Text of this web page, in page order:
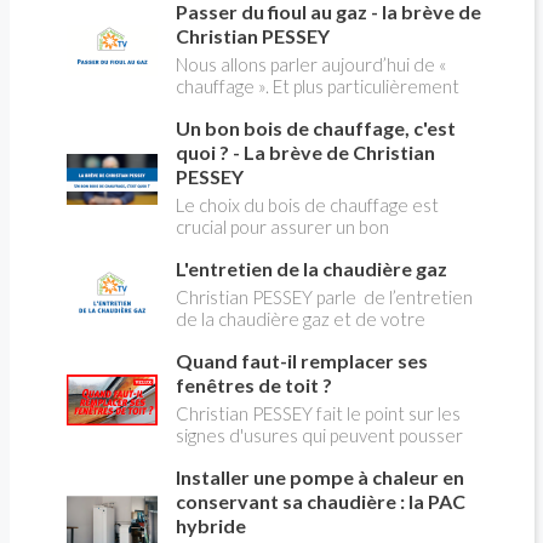
creuses" qui concerne près de 15
millions de Français !
panique, on fait le point dans notre
flash news n°3 spéciale Amiante et
ses dangers avec Christian Pessey
Passer du fioul au gaz - la brève de
Christian PESSEY
Nous allons parler aujourd’hui de «
chauffage ». Et plus particulièrement
aborder l’abandon du fioul au profit du
gaz.
Un bon bois de chauffage, c'est
quoi ? - La brève de Christian
PESSEY
Le choix du bois de chauffage est
crucial pour assurer un bon
l'impact environnemental. Mais
comment reconnaître un bois de
qualité ? Plusieurs critères entrent en
jeu : le type d'essence, le taux
d'humidité, la densité et la saison de
coupe.
L'entretien de la chaudière gaz
Christian PESSEY parle de l’entretien
de la chaudière gaz et de votre
avez un système par radiateurs ou un
plancher chauffant, qui sont alimentés
par une chaudière au gaz, vous devez
faire entretenir celle-ci une fois par
an, que vous soyez locataire ou
propriétaire occupant. C’est la même
chose pour un chauffe-bains au gaz.
C’est une obligation légale. Si vous ne
le faites pas, votre responsabilité
Quand faut-il remplacer ses
fenêtres de toit ?
Christian PESSEY fait le point sur les
signes d'usures qui peuvent pousser
toit. En remplaçant vos fenêtre de toit
vous ferez des économies de
chauffage et vous améliorerez le
Installer une pompe à chaleur en
conservant sa chaudière : la PAC
hybride